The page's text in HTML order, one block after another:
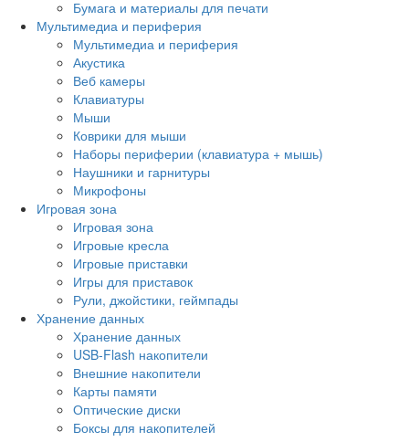
Бумага и материалы для печати
Мультимедиа и периферия
Мультимедиа и периферия
Акустика
Веб камеры
Клавиатуры
Мыши
Коврики для мыши
Наборы периферии (клавиатура + мышь)
Наушники и гарнитуры
Микрофоны
Игровая зона
Игровая зона
Игровые кресла
Игровые приставки
Игры для приставок
Рули, джойстики, геймпады
Хранение данных
Хранение данных
USB-Flash накопители
Внешние накопители
Карты памяти
Оптические диски
Боксы для накопителей